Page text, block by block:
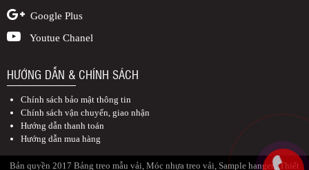
Google Plus
Youtue Chanel
HƯỚNG DẪN & CHÍNH SÁCH
Chính sách bảo mật thông tin
Chính sách vận chuyển, giao nhận
Hướng dẫn thanh toán
Hướng dẫn mua hàng
Bản quyền 2017 Bảng treo mẫu vải, Móc nhựa treo vải, Sample hanger.. Thiết